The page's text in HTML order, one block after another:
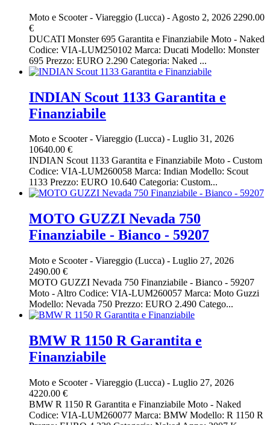
Moto e Scooter- Viareggio (Lucca) - Agosto 2, 2026 2290.00
€
DUCATI Monster 695 Garantita e Finanziabile Moto - Naked
Codice: VIA-LUM250102 Marca: Ducati Modello: Monster
695 Prezzo: EURO 2.290 Categoria: Naked ...
INDIAN Scout 1133 Garantita e
Finanziabile
Moto e Scooter- Viareggio (Lucca) - Luglio 31, 2026
10640.00 €
INDIAN Scout 1133 Garantita e Finanziabile Moto - Custom
Codice: VIA-LUM260058 Marca: Indian Modello: Scout
1133 Prezzo: EURO 10.640 Categoria: Custom...
MOTO GUZZI Nevada 750
Finanziabile - Bianco - 59207
Moto e Scooter- Viareggio (Lucca) - Luglio 27, 2026
2490.00 €
MOTO GUZZI Nevada 750 Finanziabile - Bianco - 59207
Moto - Altro Codice: VIA-LUM260057 Marca: Moto Guzzi
Modello: Nevada 750 Prezzo: EURO 2.490 Catego...
BMW R 1150 R Garantita e
Finanziabile
Moto e Scooter- Viareggio (Lucca) - Luglio 27, 2026
4220.00 €
BMW R 1150 R Garantita e Finanziabile Moto - Naked
Codice: VIA-LUM260077 Marca: BMW Modello: R 1150 R